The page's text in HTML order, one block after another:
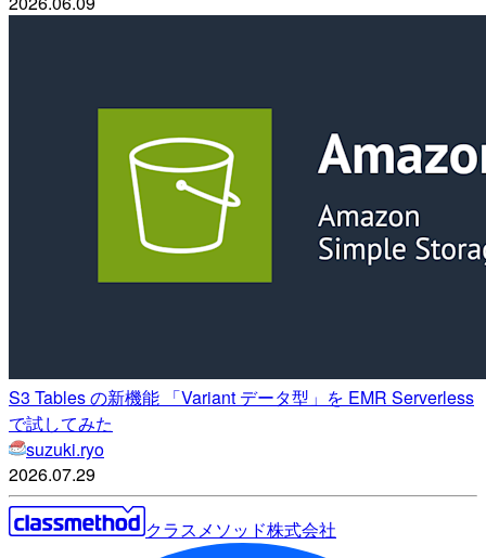
S3 Tables の新機能 「Variant データ型」を EMR Serverless
で試してみた
suzuki.ryo
2026.07.29
クラスメソッド株式会社